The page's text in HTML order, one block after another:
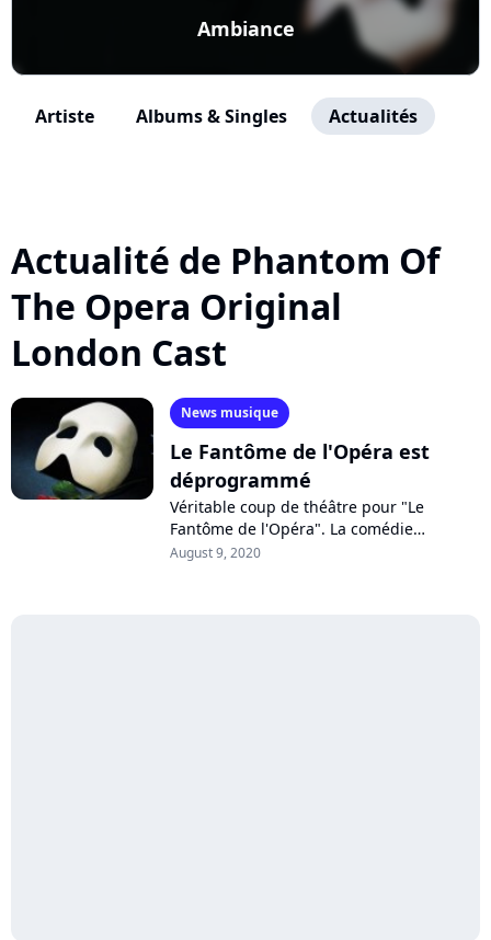
Ambiance
Artiste Albums & Singles Actualités
Actualité de Phantom Of
The Opera Original
London Cast
News musique
Le Fantôme de l'Opéra est
déprogrammé
Véritable coup de théâtre pour "Le
Fantôme de l'Opéra". La comédie
musicale est déprogrammée du West End
August 9, 2020